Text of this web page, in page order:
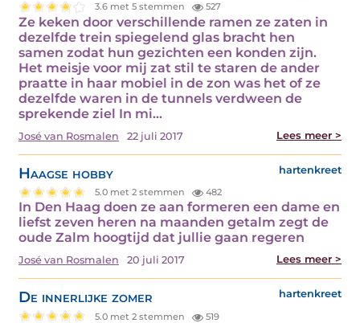
3.6 met 5 stemmen 527
Ze keken door verschillende ramen ze zaten in
dezelfde trein spiegelend glas bracht hen
samen zodat hun gezichten een konden zijn.
Het meisje voor mij zat stil te staren de ander
praatte in haar mobiel in de zon was het of ze
dezelfde waren in de tunnels verdween de
sprekende ziel In mi...
José van Rosmalen 22 juli 2017 Lees meer >
Haagse hobby hartenkreet
5.0 met 2 stemmen 482
In Den Haag doen ze aan formeren een dame en
liefst zeven heren na maanden getalm zegt de
oude Zalm hoogtijd dat jullie gaan regeren
José van Rosmalen 20 juli 2017 Lees meer >
De innerlijke zomer hartenkreet
5.0 met 2 stemmen 519